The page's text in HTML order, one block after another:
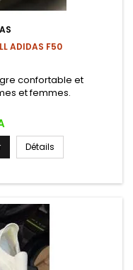
ADIDAS F50
confortable et
et femmes.
Détails